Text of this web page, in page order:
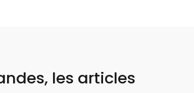
les articles